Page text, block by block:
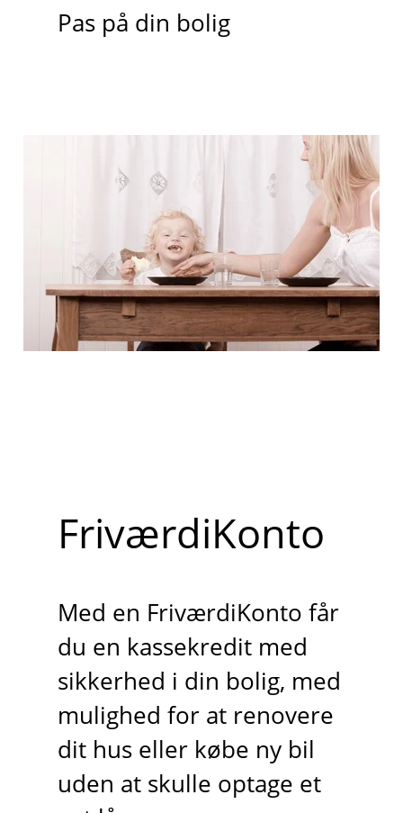
Pas på din bolig
FriværdiKonto
Med en FriværdiKonto får
du en kassekredit med
sikkerhed i din bolig, med
mulighed for at renovere
dit hus eller købe ny bil
uden at skulle optage et